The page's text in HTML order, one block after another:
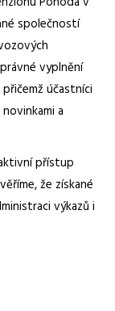
společností
vyplnění
účastníci
a
přístup
že získané
výkazů i